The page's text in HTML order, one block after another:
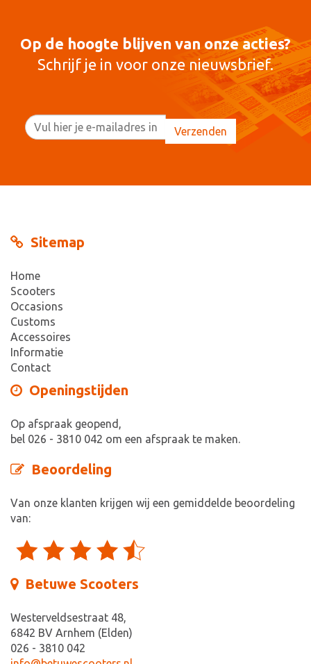
Op de hoogte blijven van onze acties?
Schrijf je in voor onze nieuwsbrief.
Sitemap
Home
Scooters
Occasions
Customs
Accessoires
Informatie
Contact
Openingstijden
Op afspraak geopend,
bel 026 - 3810 042 om een afspraak te maken.
Beoordeling
Van onze klanten krijgen wij een gemiddelde beoordeling
van:
Betuwe Scooters
Westerveldsestraat 48,
6842 BV Arnhem (Elden)
026 - 3810 042